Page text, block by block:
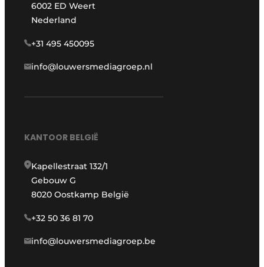
6002 ED Weert
Nederland
+31 495 450095
info@louwersmediagroep.nl
KANTOOR BELGIË
Kapellestraat 132/1
Gebouw G
8020 Oostkamp België
+32 50 36 81 70
info@louwersmediagroep.be